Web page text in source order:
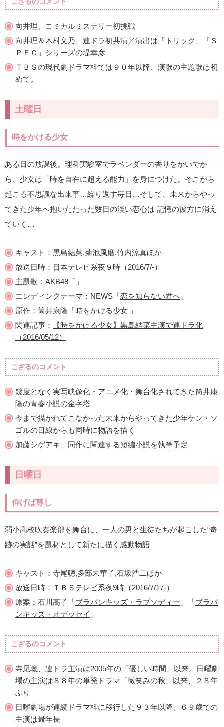
向井理、コミカルミステリー初挑戦
向井理＆木村文乃、連ドラ初共演／演出は「トリック」「Ｓ
ＰＥＣ」シリーズの堤幸彦
ＴＢＳの現代劇ドラマ枠では９０年以降、演歌の主題歌は初
めて。
土曜日
時をかける少女
ある日の放課後。理科実験室でラベンダーの香りをかいでか
ら、少女は「時を自在に超える能力」を身につけた。そこから
起こる不思議な出来事…繰り返す毎日…そして、未来からやっ
てきた少年へ抱いたたった数日の淡い恋心は 記憶の彼方に消え
ていく…
キャスト：黒島結菜,菊池風磨,竹内涼真ほか
放送日時：日本テレビ系夜９時（2016/7/-）
主題歌：AKB48「」
エンディングテーマ：NEWS「恋を知らない君へ 」
原作：筒井康隆「時をかける少女 」
関連記事：
【時をかける少女】黒島結菜主演で連ドラ化
（2016/05/12）
こざるのコメント
幾度となく実写映像化・アニメ化・舞台化されてきた筒井康
隆の青春小説の金字塔
今まで描かれてこなかった未来からやってきた少年ケン・ソ
ゴルの目線からも同時に物語を描く
加藤シゲアキ、同作に関連する短編小説を執筆予定
日曜日
仰げば尊し
弱小高校吹奏楽部を舞台に、一人の男と生徒たちが起こした“奇
跡の実話”を題材として新たに描く感動物語
キャスト：寺尾聰,多部未華子,石坂浩二ほか
放送日時：ＴＢＳテレビ系夜9時（2016/7/17-）
原案：石川高子「ブラバンキッズ・ラプソディー 」「ブラバ
ンキッズ・オデッセイ 」
こざるのコメント
寺尾聰、連ドラ主演は2005年の「優しい時間」以来。日曜劇
場の主演は８８年の単発ドラマ「微笑みの秋」以来、２８年
ぶり
日曜劇場が連続ドラマ枠に移行した９３年以降、６９歳での
主演は最年長